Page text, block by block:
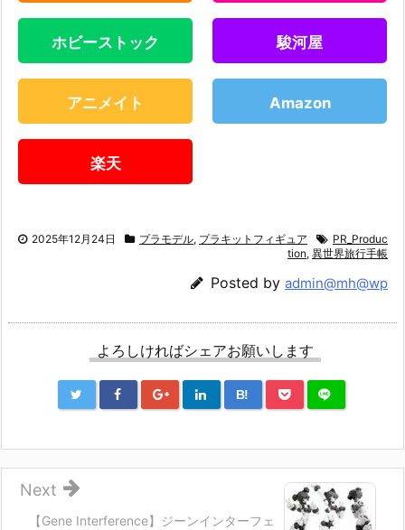
ホビーストック 駿河屋
アニメイト Amazon
楽天
2025年12月24日 プラモデル, プラキットフィギュア
PR_Produc
tion, 異世界旅行手帳
Posted by admin@mh@wp
よろしければシェアお願いします
B!
【Gene Interference】ジーンインターフェ
Next